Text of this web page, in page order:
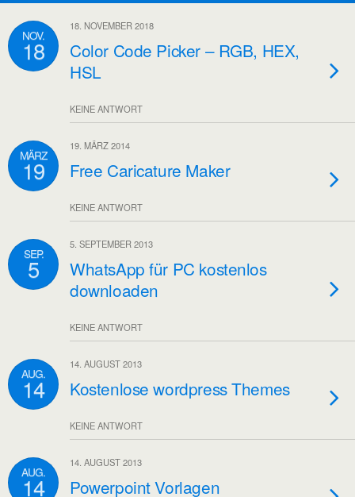
NOV.
18
18. NOVEMBER 2018
Color Code Picker – RGB, HEX,
HSL
KEINE ANTWORT
MÄRZ
19
19. MÄRZ 2014
Free Caricature Maker
KEINE ANTWORT
SEP.
5
5. SEPTEMBER 2013
WhatsApp für PC kostenlos
downloaden
KEINE ANTWORT
AUG.
14
14. AUGUST 2013
Kostenlose wordpress Themes
KEINE ANTWORT
AUG.
14
14. AUGUST 2013
Powerpoint Vorlagen